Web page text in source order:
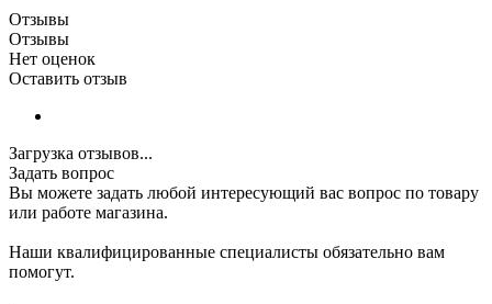
Отзывы
Отзывы
Нет оценок
Оставить отзыв
Загрузка отзывов...
Задать вопрос
Вы можете задать любой интересующий вас вопрос по товару
или работе магазина.
Наши квалифицированные специалисты обязательно вам
помогут.